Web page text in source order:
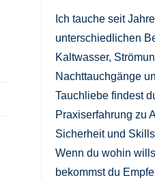
Ich tauche seit
unterschiedlichen
Kaltwasser,
Nachttauchgänge
Tauchliebe findest
Praxiserfahrung zu
Sicherheit und
Wenn du wohin
bekommst du